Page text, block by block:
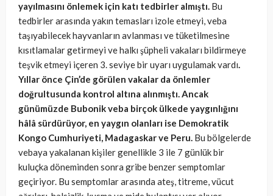
yayılmasını önlemek için katı tedbirler almıştı. Bu
tedbirler arasında yakın temasları izole etmeyi, veba
taşıyabilecek hayvanların avlanması ve tüketilmesine
kısıtlamalar getirmeyi ve halkı şüpheli vakaları bildirmeye
teşvik etmeyi içeren 3. seviye bir uyarı uygulamak vardı.
Yıllar önce Çin’de görülen vakalar da önlemler
doğrultusunda kontrol altına alınmıştı. Ancak
günümüzde Bubonik veba birçok ülkede yaygınlığını
hâlâ sürdürüyor, en yaygın olanları ise Demokratik
Kongo Cumhuriyeti, Madagaskar ve Peru. Bu bölgelerde
vebaya yakalanan kişiler genellikle 3 ile 7 günlük bir
kuluçka döneminden sonra gribe benzer semptomlar
geçiriyor. Bu semptomlar arasında ateş, titreme, vücut